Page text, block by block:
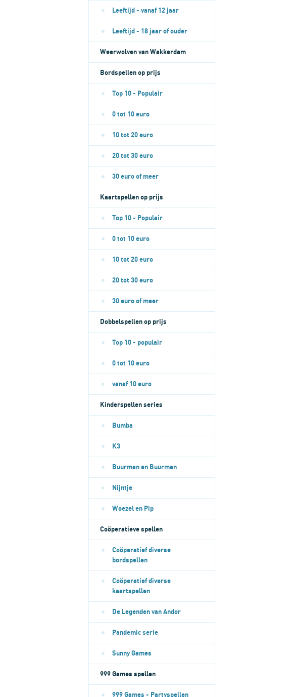
Leeftijd - vanaf 12 jaar
Leeftijd - 18 jaar of ouder
Weerwolven van Wakkerdam
Bordspellen op prijs
Top 10 - Populair
0 tot 10 euro
10 tot 20 euro
20 tot 30 euro
30 euro of meer
Kaartspellen op prijs
Top 10 - Populair
0 tot 10 euro
10 tot 20 euro
20 tot 30 euro
30 euro of meer
Dobbelspellen op prijs
Top 10 - populair
0 tot 10 euro
vanaf 10 euro
Kinderspellen series
Bumba
K3
Buurman en Buurman
Nijntje
Woezel en Pip
Coöperatieve spellen
Coöperatief diverse
bordspellen
Coöperatief diverse
kaartspellen
De Legenden van Andor
Pandemic serie
Sunny Games
999 Games spellen
999 Games - Partyspellen